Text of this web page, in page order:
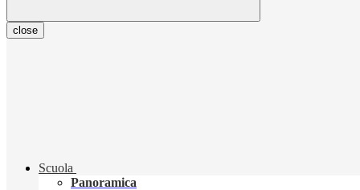
close
Scuola
Panoramica